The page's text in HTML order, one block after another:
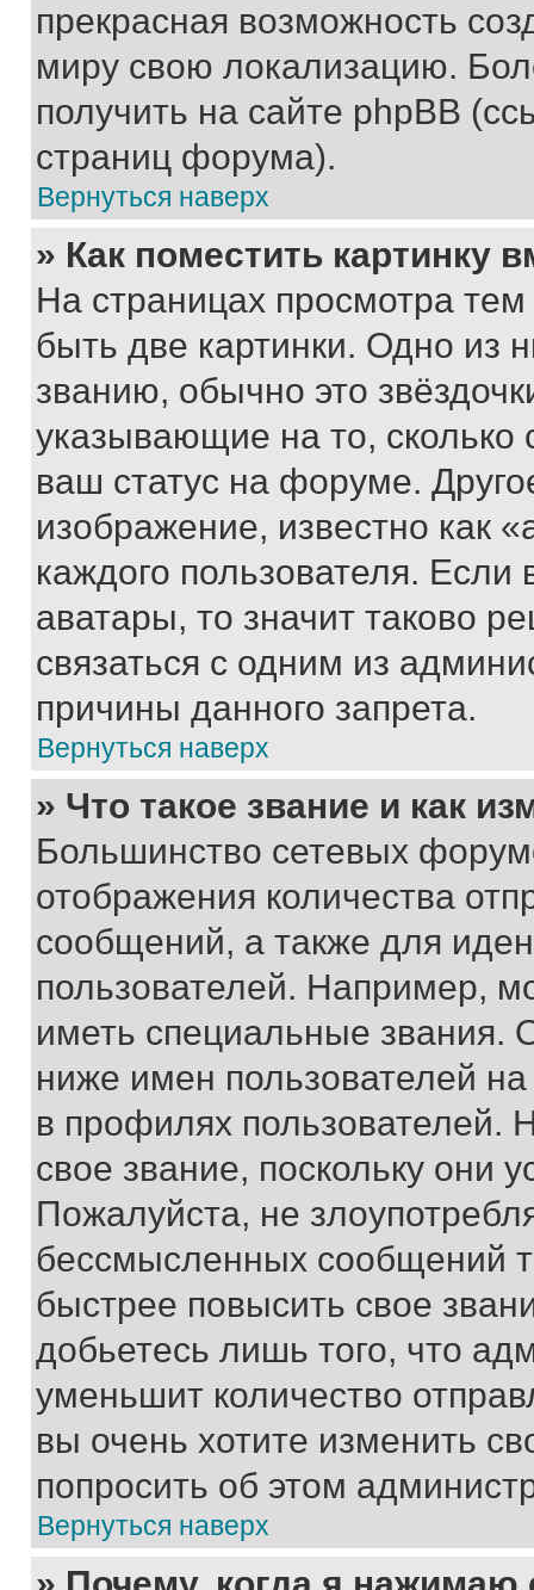
прекрасная возможность
миру свою локализацию.
получить на сайте phpBB
страниц форума).
Вернуться наверх
» Как поместить картинку
На страницах просмотра
быть две картинки. Одно из
званию, обычно это
указывающие на то,
ваш статус на форуме.
изображение, известно как
каждого пользователя.
аватары, то значит таково
связаться с одним из
причины данного запрета.
Вернуться наверх
» Что такое звание и как
Большинство сетевых
отображения количества
сообщений, а также для
пользователей. Например,
иметь специальные звания.
ниже имен пользователей
в профилях
свое звание, поскольку они
Пожалуйста, не
бессмысленных сообщений
быстрее повысить свое
добьетесь лишь того, что
уменьшит количество
вы очень хотите изменить
попросить об этом
Вернуться наверх